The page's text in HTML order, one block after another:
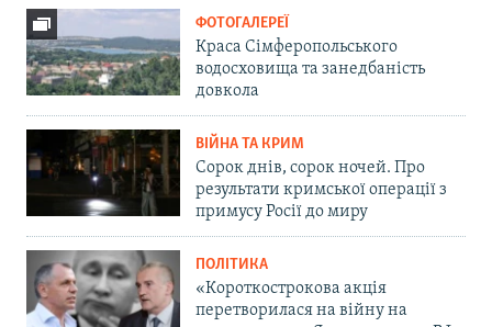
ФОТОГАЛЕРЕЇ
Краса Сімферопольського
водосховища та занедбаність
довкола
ВІЙНА ТА КРИМ
Сорок днів, сорок ночей. Про
результати кримської операції з
примусу Росії до миру
ПОЛІТИКА
«Короткострокова акція
перетворилася на війну на